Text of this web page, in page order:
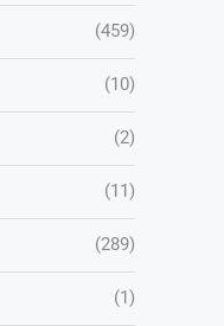
(459)
(10)
(2)
(11)
(289)
(1)